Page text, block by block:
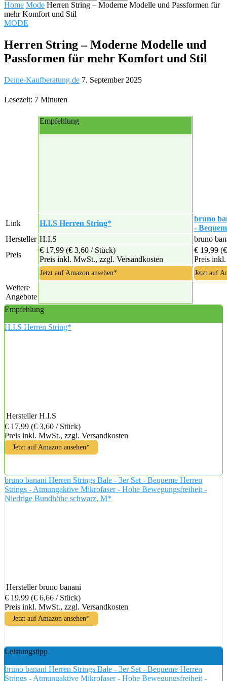
Home Mode Herren String – Moderne Modelle und Passformen für
mehr Komfort und Stil
MODE
Herren String – Moderne Modelle und
Passformen für mehr Komfort und Stil
Deine-Kaufberatung.de 7. September 2025
Lesezeit: 7 Minuten
Empfehlung
Link H.I.S Herren String*
bruno
-
Hersteller H.I.S
bruno
Preis
€ 17,99 (€ 3,60 / Stück)
Preis inkl. MwSt., zzgl. Versandkosten
€ 19,99
Preis
Jetzt auf Amazon ansehen* Jetzt auf
Weitere
Angebote
Empfehlung
H.I.S Herren String*
Hersteller H.I.S
€ 17,99 (€ 3,60 / Stück)
Preis inkl. MwSt., zzgl. Versandkosten
Jetzt auf Amazon ansehen*
bruno banani Herren Strings Bale - 3er Set - Bequeme Herren
Strings - Atmungaktive Mikrofaser - Hohe Bewegungsfreiheit -
Niedrige Bundhöhe schwarz, M*
Hersteller bruno banani
€ 19,99 (€ 6,66 / Stück)
Preis inkl. MwSt., zzgl. Versandkosten
Jetzt auf Amazon ansehen*
Leistungstipp
bruno banani Herren Strings Bale - 3er Set - Bequeme Herren
Strings - Atmungaktive Mikrofaser - Hohe Bewegungsfreiheit -